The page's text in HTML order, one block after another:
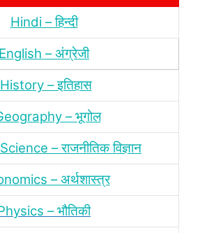
Hindi – हिन्‍दी
English – अंग्रेजी
History – इतिहास
– भूगोल
– राजनीतिक विज्ञान
– अर्थशास्‍त्र
– भौतिकी